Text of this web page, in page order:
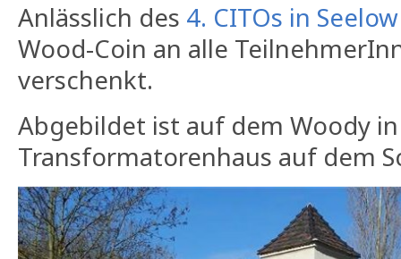
Anlässlich des 4. CITOs in Seelow
Wood-Coin an alle
verschenkt.
Abgebildet ist auf dem Woody in
Transformatorenhaus auf dem